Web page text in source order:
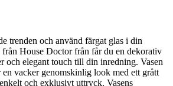
trenden och använd färgat glas i din
House Doctor från får du en dekorativ
och elegant touch till din inredning. Vasen
vacker genomskinlig look med ett grått
och exklusivt uttryck. Vasens